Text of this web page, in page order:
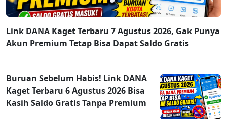
Link DANA Kaget Terbaru 7 Agustus 2026, Gak Punya
Akun Premium Tetap Bisa Dapat Saldo Gratis
Buruan Sebelum Habis! Link DANA
Kaget Terbaru 6 Agustus 2026 Bisa
Kasih Saldo Gratis Tanpa Premium